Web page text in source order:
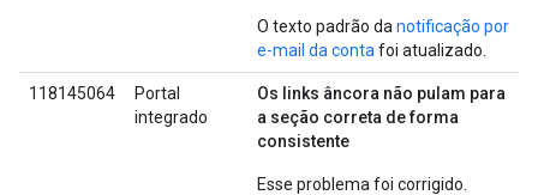
O texto padrão da notificação por
e-mail da conta foi atualizado.
118145064
Portal
integrado
Os links âncora não pulam para
a seção correta de forma
consistente
Esse problema foi corrigido.